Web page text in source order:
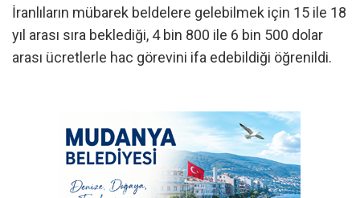
İranlıların mübarek beldelere gelebilmek için 15 ile 18
yıl arası sıra beklediği, 4 bin 800 ile 6 bin 500 dolar
arası ücretlerle hac görevini ifa edebildiği öğrenildi.